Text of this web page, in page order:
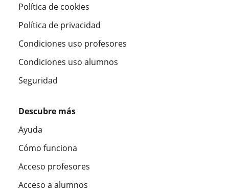
Política de cookies
Política de privacidad
Condiciones uso profesores
Condiciones uso alumnos
Seguridad
Descubre más
Ayuda
Cómo funciona
Acceso profesores
Acceso a alumnos